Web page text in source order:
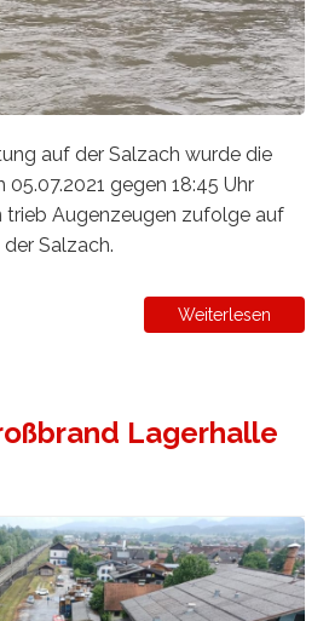
auf der Salzach wurde die
gegen 18:45 Uhr
trieb Augenzeugen zufolge auf
Salzach.
Weiterlesen
Lagerhalle